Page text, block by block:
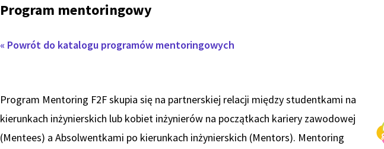
Program mentoringowy
« Powrót do katalogu programów mentoringowych
Program Mentoring F2F skupia się na partnerskiej relacji między studentkami na
kierunkach inżynierskich lub kobiet inżynierów na początkach kariery zawodowej
(Mentees) a Absolwentkami po kierunkach inżynierskich (Mentors). Mentoring